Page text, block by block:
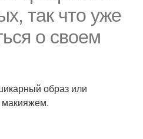
так что уже
о своем
образ или
макияжем.